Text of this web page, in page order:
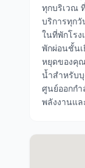
ทุกบริเวณ
บริการทุก
ในที่พักโรง
พักผ่อนชั้นเ
หยุดของคุ
น้ำสำหรับบุ
ศูนย์ออกก
พลังงานแ